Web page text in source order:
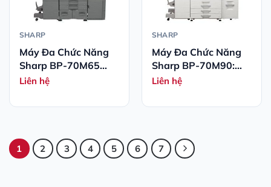
SHARP
Máy Đa Chức Năng
Sharp BP-70M65
Đen Trắng Cao Cấp
Liên hệ
SHARP
Máy Đa Chức Năng
Sharp BP-70M90:
Hiệu Suất Cao Cho
Nghiệp
Liên hệ
1 2 3 4 5 6 7